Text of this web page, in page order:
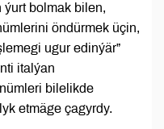
ýurt bolmak bilen,
öndürmek üçin,
ugur edinýär”
italýan
bilelikde
etmäge çagyrdy.